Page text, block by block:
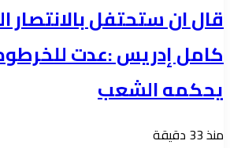
قال ان ستحتفل بالانتصار
كامل إدريس :عدت
يحكمه الشعب
منذ 33 دقيقة